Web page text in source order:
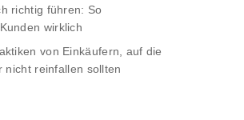
richtig führen: So
wirklich
von Einkäufern, auf die
nicht reinfallen sollten